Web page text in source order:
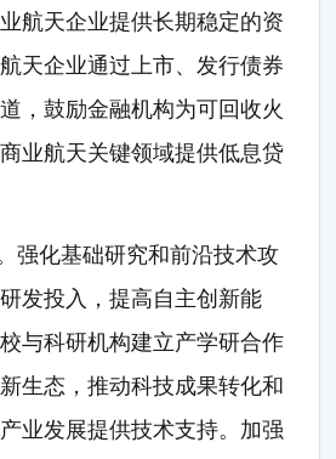
航天企业提供长期稳定的资
天企业通过上市、发行债券
，鼓励金融机构为可回收火
业航天关键领域提供低息贷
强化基础研究和前沿技术攻
发投入，提高自主创新能
与科研机构建立产学研合作
生态，推动科技成果转化和
业发展提供技术支持。加强